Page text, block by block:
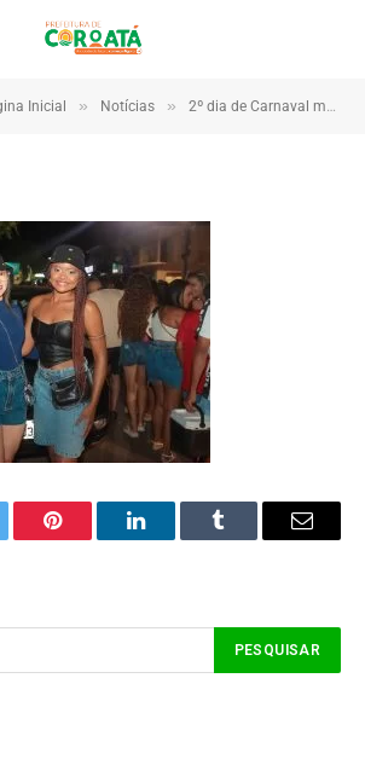
Inicial » Notícias » 2º dia de Carnaval movimenta Coroatá com muita animação e grande público
Pinterest LinkedInTumblr Email